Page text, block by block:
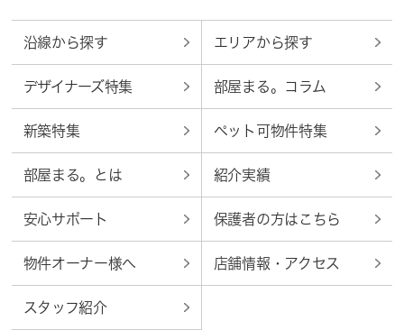
沿線から探す エリアから探す
デザイナーズ特集 部屋まる。コラム
新築特集 ペット可物件特集
部屋まる。とは 紹介実績
安心サポート 保護者の方はこちら
物件オーナー様へ 店舗情報・アクセス
スタッフ紹介